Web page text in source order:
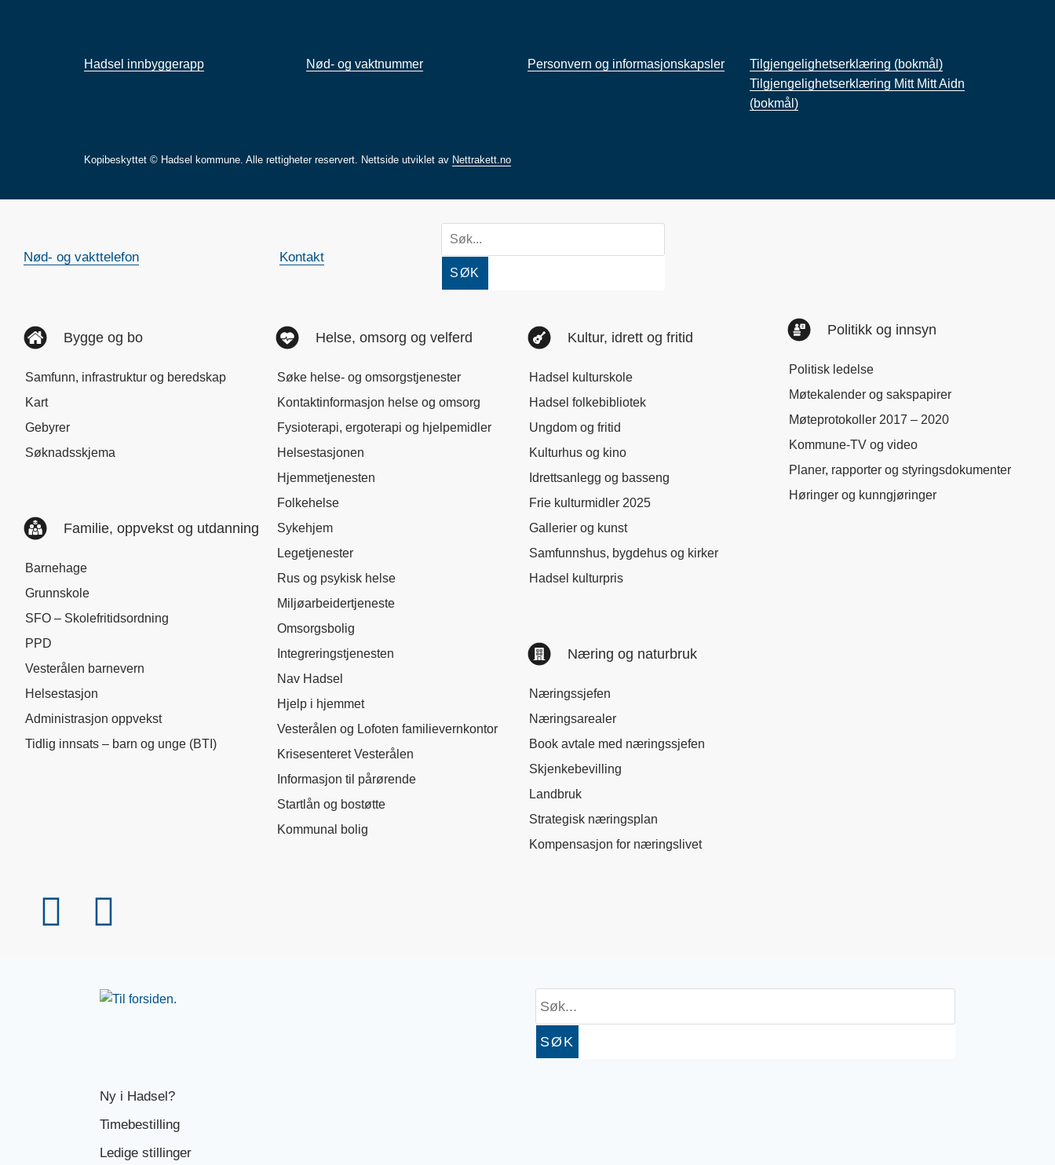
Hadsel innbyggerapp Nød- og vaktnummer Personvern og informasjonskapsler
Tilgjengelighetserklæring (bokmål)
Tilgjengelighetserklæring Mitt Mitt Aidn
(bokmål)
Kopibeskyttet © Hadsel kommune. Alle rettigheter reservert. Nettside utviklet av Nettrakett.no
Nød- og vakttelefon Kontakt
SØK
Bygge og bo
Samfunn, infrastruktur og beredskap
Kart
Gebyrer
Søknadsskjema
Familie, oppvekst og utdanning
Barnehage
Grunnskole
SFO – Skolefritidsordning
PPD
Vesterålen barnevern
Helsestasjon
Administrasjon oppvekst
Tidlig innsats – barn og unge (BTI)
Helse, omsorg og velferd
Søke helse- og omsorgstjenester
Kontaktinformasjon helse og omsorg
Fysioterapi, ergoterapi og hjelpemidler
Helsestasjonen
Hjemmetjenesten
Folkehelse
Sykehjem
Legetjenester
Rus og psykisk helse
Miljøarbeidertjeneste
Omsorgsbolig
Integreringstjenesten
Nav Hadsel
Hjelp i hjemmet
Vesterålen og Lofoten familievernkontor
Krisesenteret Vesterålen
Informasjon til pårørende
Startlån og bostøtte
Kommunal bolig
Kultur, idrett og fritid
Hadsel kulturskole
Hadsel folkebibliotek
Ungdom og fritid
Kulturhus og kino
Idrettsanlegg og basseng
Frie kulturmidler 2025
Gallerier og kunst
Samfunnshus, bygdehus og kirker
Hadsel kulturpris
Næring og naturbruk
Næringssjefen
Næringsarealer
Book avtale med næringssjefen
Skjenkebevilling
Landbruk
Strategisk næringsplan
Kompensasjon for næringslivet
Politikk og innsyn
Politisk ledelse
Møtekalender og sakspapirer
Møteprotokoller 2017 – 2020
Kommune-TV og video
Planer, rapporter og styringsdokumenter
Høringer og kunngjøringer
SØK
Ny i Hadsel?
Timebestilling
Ledige stillinger